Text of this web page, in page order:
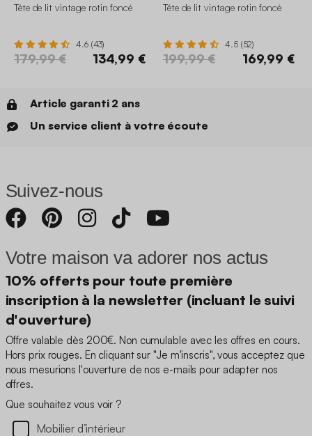
Tête de lit vintage rotin foncé
4.6 (43)
179,99 € 134,99 €
Tête de lit vintage rotin foncé
4.5 (52)
199,99 € 169,99 €
Article garanti 2 ans
Un service client à votre écoute
Suivez-nous
Votre maison va adorer nos actus
10% offerts pour toute première
inscription à la newsletter (incluant le suivi
d'ouverture)
Offre valable dès 200€. Non cumulable avec les offres en cours.
Hors prix rouges. En cliquant sur "Je m'inscris", vous acceptez que
nous mesurions l'ouverture de nos e-mails pour adapter nos
offres.
Que souhaitez vous voir ?
Mobilier d’intérieur